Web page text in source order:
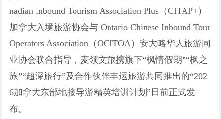
nadian Inbound Tourism Association Plus（CITAP+）
加拿大入境旅游协会与 Ontario Chinese Inbound Tour
Operators Association（OCITOA）安大略华人旅游同
业协会联合指导，麦领文旅携旗下“枫情假期”“枫之
旅”“超深旅行”及合作伙伴丰运旅游共同推出的“202
6加拿大东部地接导游精英培训计划”日前正式发
布。